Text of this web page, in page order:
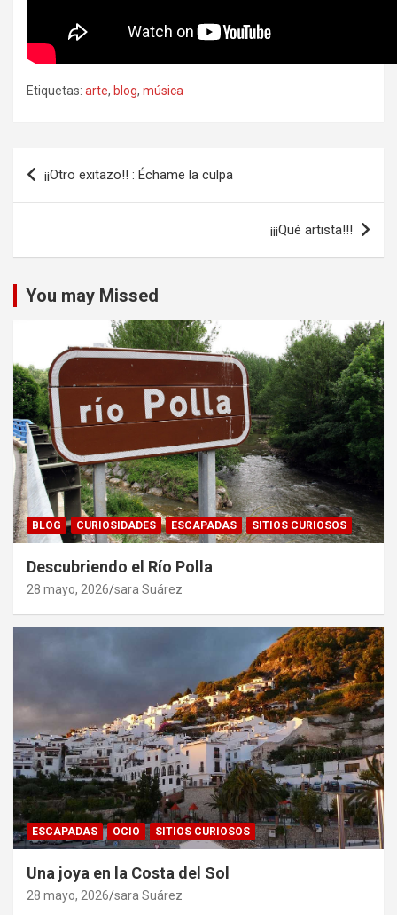
Etiquetas: arte, blog, música
Navegación
de
¡¡Otro exitazo!! : Échame la culpa
¡¡¡Qué artista!!!
You may Missed
BLOG CURIOSIDADES ESCAPADAS SITIOS CURIOSOS
Descubriendo el Río Polla
28 mayo, 2026 sara Suárez
ESCAPADAS OCIO SITIOS CURIOSOS
Una joya en la Costa del Sol
28 mayo, 2026 sara Suárez